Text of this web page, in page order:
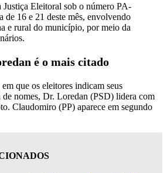
Justiça Eleitoral sob o número PA-
de 16 e 21 deste mês, envolvendo
e rural do município, por meio da
é o mais citado
que os eleitores indicam seus
de nomes, Dr. Loredan (PSD) lidera com
Claudomiro (PP) aparece em segundo